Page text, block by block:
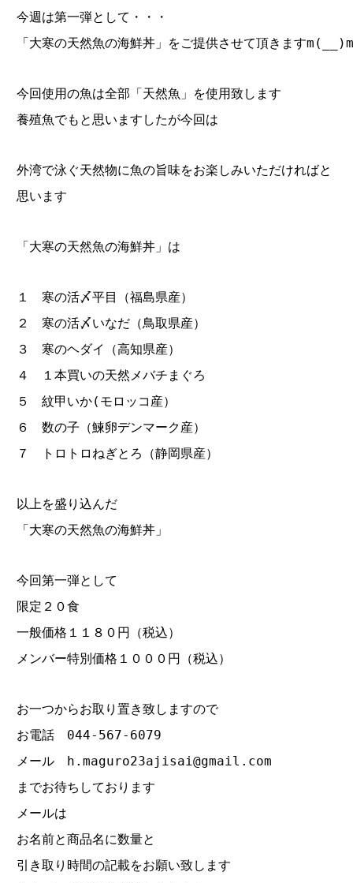
今週は第一弾として・・・
「大寒の天然魚の海鮮丼」をご提供させて頂きますm(__)m
今回使用の魚は全部「天然魚」を使用致します
養殖魚でもと思いますしたが今回は
外湾で泳ぐ天然物に魚の旨味をお楽しみいただければと
思います
「大寒の天然魚の海鮮丼」は
１ 寒の活〆平目（福島県産）
２ 寒の活〆いなだ（鳥取県産）
３ 寒のヘダイ（高知県産）
４ １本買いの天然メバチまぐろ
５ 紋甲いか(モロッコ産）
６ 数の子（鰊卵デンマーク産）
７ トロトロねぎとろ（静岡県産）
以上を盛り込んだ
「大寒の天然魚の海鮮丼」
今回第一弾として
限定２０食
一般価格１１８０円（税込）
メンバー特別価格１０００円（税込）
お一つからお取り置き致しますので
お電話 044‐567‐6079
メール h.maguro23ajisai@gmail.com
までお待ちしております
メールは
お名前と商品名に数量と
引き取り時間の記載をお願い致します